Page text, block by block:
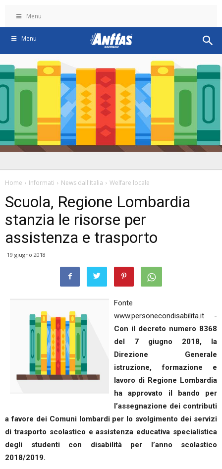
Menu
Menu
Home Informati News dall'Italia Welfare locale
Scuola, Regione Lombardia
stanzia le risorse per
assistenza e trasporto
19 giugno 2018
Fonte
www.personecondisabilita.it -
Con il decreto numero 8368
del 7 giugno 2018, la
Direzione Generale
istruzione, formazione e
lavoro di Regione Lombardia
ha approvato il bando per
l’assegnazione dei contributi
a favore dei Comuni lombardi per lo svolgimento dei servizi
di trasporto scolastico e assistenza educativa specialistica
degli studenti con disabilità per l’anno scolastico
2018/2019.